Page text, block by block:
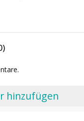
hinzufügen